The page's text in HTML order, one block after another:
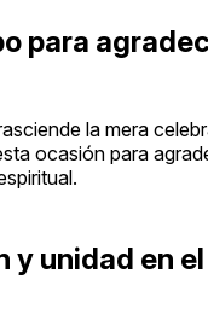
para
la mera
ocasión para
y unidad en